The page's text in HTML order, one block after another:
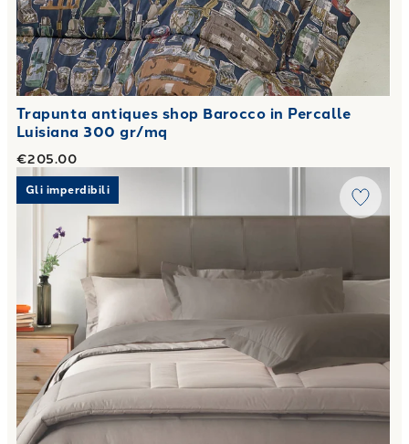
Trapunta antiques shop Barocco in Percalle
Luisiana 300 gr/mq
€205.00
Link to "Trapunta in Percalle Luisiana Louisiana Mirabello
Gli imperdibili